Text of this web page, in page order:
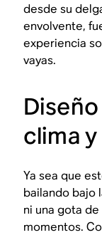
desde su
envolvente,
experiencia
vayas.
clima
Ya sea que
bailando bajo
ni una gota
momentos.